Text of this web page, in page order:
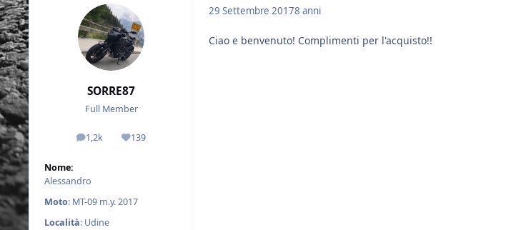
SORRE87
Full Member
1,2k
messaggi139
Reputazione
Nome:
Alessandro
Moto: MT-09 m.y. 2017
Località: Udine
29 Settembre 20178 anni
Ciao e benvenuto! Complimenti per l'acquisto!!